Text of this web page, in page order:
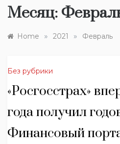
Месяц:
Home » 2021 » Февраль
Без рубрики
«Росгосстрах»
года получил
Финансовый